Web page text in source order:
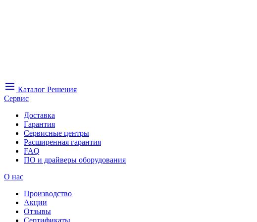
Каталог Решения
Сервис
Доставка
Гарантия
Сервисные центры
Расширенная гарантия
FAQ
ПО и драйверы оборудования
О нас
Производство
Акции
Отзывы
Сертификаты